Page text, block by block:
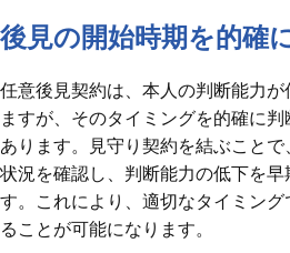
後見の開始時期を的確
任意後見契約は、本人の判断能力
ますが、そのタイミングを的確に
あります。見守り契約を結ぶこと
状況を確認し、判断能力の低下を
す。これにより、適切なタイミン
ることが可能になります。